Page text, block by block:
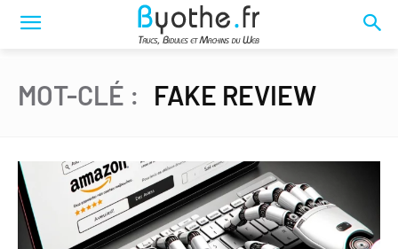
MOT-CLÉ : FAKE REVIEW